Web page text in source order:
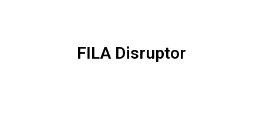
FILA Disruptor